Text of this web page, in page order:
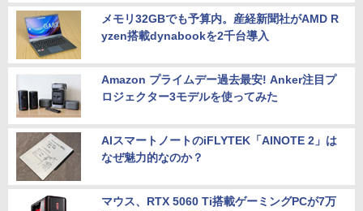
メモリ32GBでも予算内。産経新聞社がAMD R
yzen搭載dynabookを2千台導入
Amazon プライムデー過去最安! Anker注目プ
ロジェクター3モデルを使ってみた
AIスマートノートのiFLYTEK「AINOTE 2」は
なぜ魅力的なのか？
マウス、RTX 5060 Ti搭載ゲーミングPCが7万